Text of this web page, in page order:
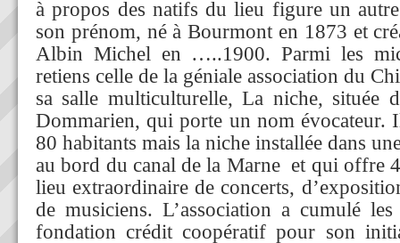
à propos des natifs du lieu figure un
son prénom, né à Bourmont en 1873 et
Albin Michel en …..1900. Parmi les
retiens celle de la géniale association du
sa salle multiculturelle, La niche, située
Dommarien, qui porte un nom évocateur.
80 habitants mais la niche installée dans
au bord du canal de la Marne et qui offre
lieu extraordinaire de concerts,
de musiciens. L’association a cumulé
fondation crédit coopératif pour son